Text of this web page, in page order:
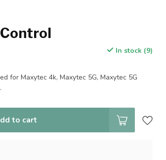
In stock (9)
for Maxytec 4k, Maxytec 5G, Maxytec 5G
.
to cart